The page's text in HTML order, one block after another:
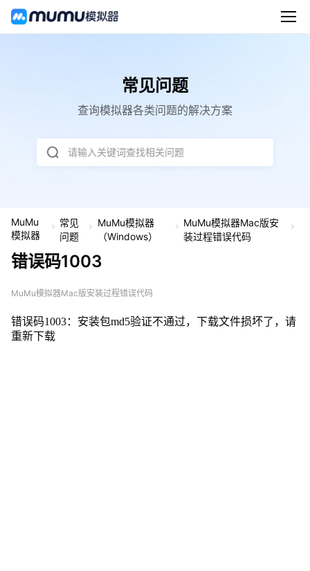
常见问题
查询模拟器各类问题的解决方案
请输入关键词查找相关问题
MuMu
模拟器
常见
问题
MuMu模拟器
（Windows）
MuMu模拟器Mac版安
装过程错误代码
错误码1003
MuMu模拟器Mac版安装过程错误代码
错误码1003：安装包md5验证不通过，下载文件损坏了，请
重新下载